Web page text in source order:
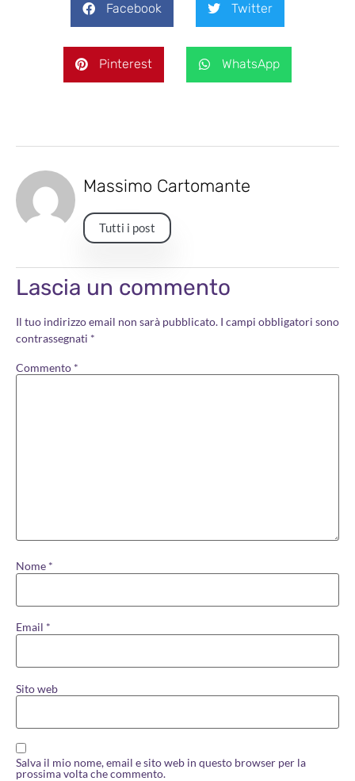
Facebook Twitter
Pinterest WhatsApp
Massimo Cartomante
Tutti i post
Lascia un commento
Il tuo indirizzo email non sarà pubblicato. I campi obbligatori sono
contrassegnati *
Commento *
Nome *
Email *
Sito web
Salva il mio nome, email e sito web in questo browser per la
prossima volta che commento.